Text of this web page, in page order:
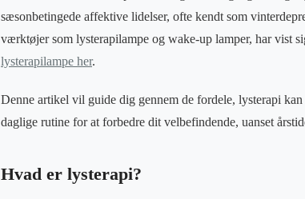
sæsonbetingede affektive lidelser, ofte kendt som
værktøjer som lysterapilampe og wake-up lamper, har vist
lysterapilampe her.
Denne artikel vil guide dig gennem de fordele, lysterapi
daglige rutine for at forbedre dit velbefindende, uanset
Hvad er lysterapi?